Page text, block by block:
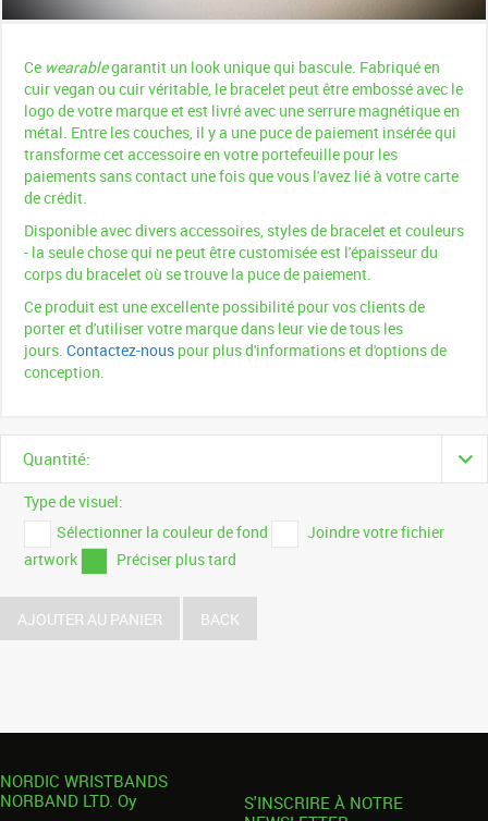
Ce wearablegarantit un look unique qui bascule. Fabriqué en
cuir vegan ou cuir véritable, le bracelet peut être embossé avec le
logo de votre marque et est livré avec une serrure magnétique en
métal. Entre les couches, il y a une puce de paiement insérée qui
transforme cet accessoire en votre portefeuille pour les
paiements sans contact une fois que vous l'avez lié à votre carte
de crédit.
Disponible avec divers accessoires, styles de bracelet et couleurs
- la seule chose qui ne peut être customisée est l'épaisseur du
corps du bracelet où se trouve la puce de paiement.
Ce produit est une excellente possibilité pour vos clients de
porter et d'utiliser votre marque dans leur vie de tous les
jours. Contactez-nous pour plus d'informations et d'options de
conception.
Quantité:
Type de visuel:
Sélectionner la couleur de fond
Joindre votre fichier
artwork
Préciser plus tard
AJOUTER AU PANIER BACK
NORDIC WRISTBANDS
NORBAND LTD. Oy
S'INSCRIRE À NOTRE